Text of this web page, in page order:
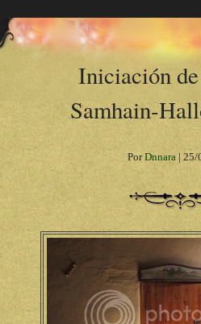
Iniciación
Samhain-
PorDnnara| 25/